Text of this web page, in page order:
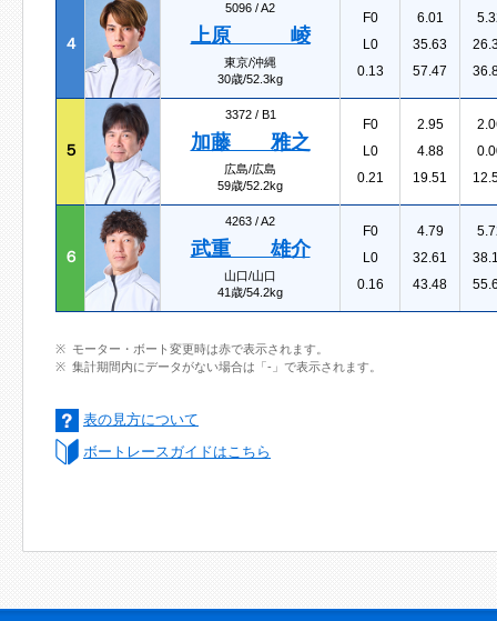
４
5096 /A2
上原 崚
東京/沖縄
30歳/52.3kg
F0
L0
0.13
6.01
35.63
57.47
５
3372 / B1
加藤 雅之
広島/広島
59歳/52.2kg
F0
L0
0.21
2.95
4.88
19.51
６
4263 /A2
武重 雄介
山口/山口
41歳/54.2kg
F0
L0
0.16
4.79
32.61
43.48
モーター・ボート変更時は赤で表示されます。
集計期間内にデータがない場合は「-」で表示されます。
表の見方について
ボートレースガイドはこちら